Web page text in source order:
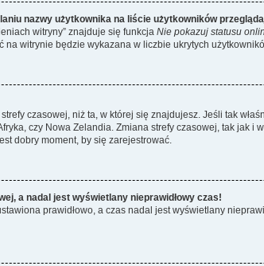
nazwy użytkownika na liście użytkowników
witryny” znajduje się funkcja Nie pokazuj statusu
na witrynie będzie wykazana w liczbie ukrytych
czasowej, niż ta, w której się znajdujesz. Jeśli tak
czy Nowa Zelandia. Zmiana strefy czasowej, tak jak
dobry moment, by się zarejestrować.
a nadal jest wyświetlany nieprawidłowy czas!
prawidłowo, a czas nadal jest wyświetlany